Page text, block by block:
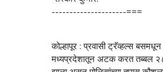
---------------------===
कोल्हापूर : प्रवासी ट्रॅव्हल्स बसमधून
मध्यप्रदेशातून अटक करत तब्बल २८